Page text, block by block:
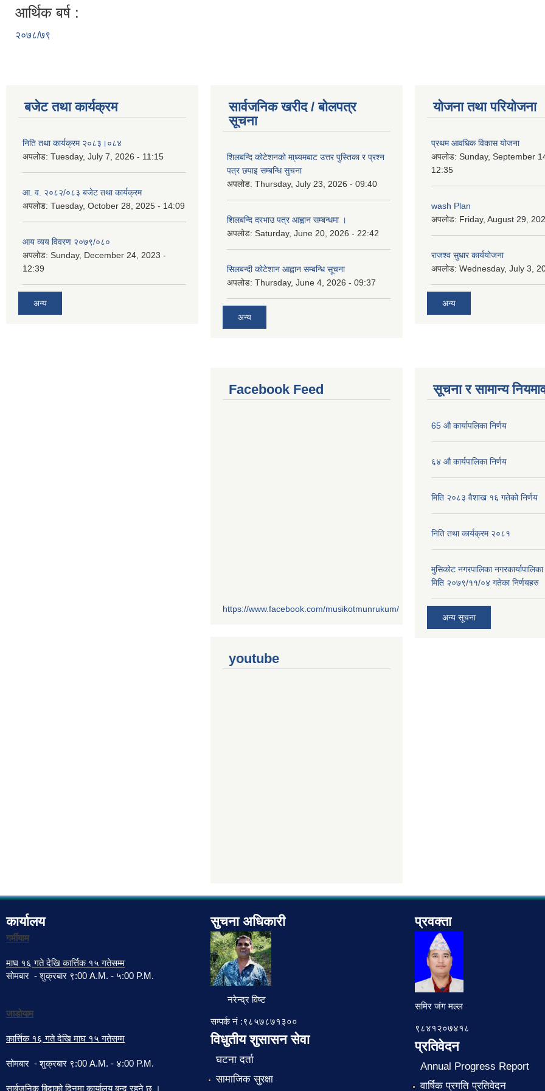
आर्थिक बर्ष :
२०७८/७९
बजेट तथा कार्यक्रम
निति तथा कार्यक्रम २०८३।०८४
अपलोड: Tuesday, July 7, 2026 - 11:15
आ. व. २०८२/०८३ बजेट तथा कार्यक्रम
अपलोड: Tuesday, October 28, 2025 - 14:09
आय व्यय विवरण २०७९/०८०
अपलोड: Sunday, December 24, 2023 -
12:39
अन्य
सार्वजनिक खरीद / बोलपत्र
सूचना
शिलबन्दि कोटेशनको मा्ध्यमबाट उत्तर पुस्तिका र प्रश्न
पत्र छपाइ सम्बन्धि सुचना
अपलोड: Thursday, July 23, 2026 - 09:40
शिलबन्दि दरभाउ पत्र आह्वान सम्बन्धमा ।
अपलोड: Saturday, June 20, 2026 - 22:42
सिलबन्दी कोटेशान आह्वान सम्बन्धि सूचना
अपलोड: Thursday, June 4, 2026 - 09:37
अन्य
योजना तथा परियोजना
प्रथम आवधिक विकास योजना
अपलोड: Sunday, September
12:35
wash Plan
अपलोड: Friday, August 29,
राजश्व सुधार कार्ययोजना
अपलोड: Wednesday, July 3,
अन्य
Facebook Feed
https://www.facebook.com/musikotmunrukum/
youtube
सूचना र सामान्य
65 औ कार्यापलिका निर्णय
६४ औ कार्यपालिका निर्णय
मिति २०८३ वैशाख १६ गतेको निर्णय
निति तथा कार्यक्रम २०८१
मुसिकोट नगरपालिका
मिति २०७९/११/०४ गतेका निर्णयहरु
अन्य सूचना
कार्यालय
गर्मीयाम
माघ १६ गते देखि कार्त्तिक १५ गतेसम्म
सोमबार - शुक्रबार ९:00 A.M. - ५:00 P.M.
जाडोयाम
कार्त्तिक १६ गते देखि माघ १५ गतेसम्म
सोमबार - शुक्रबार ९:00 A.M. - ४:00 P.M.
सार्बजनिक बिदाको दिनमा कार्यालय बन्द रहने छ ।
सुचना अधिकारी
नरेन्द्र विष्ट
सम्पर्क नं :९८५७८७१३००
विधुतीय शुसासन सेवा
घटना दर्ता
सामाजिक सुरक्षा
प्रवक्ता
समिर जंग मल्ल
९८४१२०७४१८
प्रतिवेदन
Annual Progress Report
वार्षिक प्रगति प्रतिवेदन